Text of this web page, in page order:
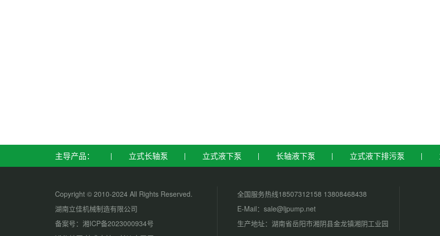
主导产品： 立式长轴泵 立式液下泵 长轴液下泵 立式液下排污泵
Copyright © 2010-2024 All Rights Reserved.
湖南立佳机械制造有限公司
备案号： 湘ICP备2023000934号
全国服务热线18507312158 13808468438
E-Mail：sale@ljpump.net
生产地址：湖南省岳阳市湘阴县金龙镇湘阴工业园